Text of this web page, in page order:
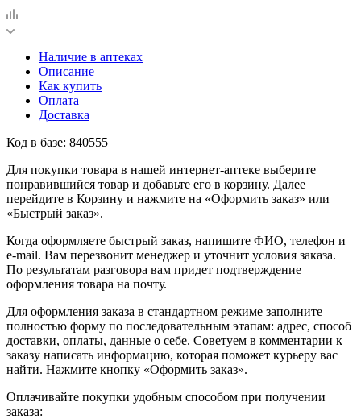
Наличие в аптеках
Описание
Как купить
Оплата
Доставка
Код в базе: 840555
Для покупки товара в нашей интернет-аптеке выберите
понравившийся товар и добавьте его в корзину. Далее
перейдите в Корзину и нажмите на «Оформить заказ» или
«Быстрый заказ».
Когда оформляете быстрый заказ, напишите ФИО, телефон и
e-mail. Вам перезвонит менеджер и уточнит условия заказа.
По результатам разговора вам придет подтверждение
оформления товара на почту.
Для оформления заказа в стандартном режиме заполните
полностью форму по последовательным этапам: адрес, способ
доставки, оплаты, данные о себе. Советуем в комментарии к
заказу написать информацию, которая поможет курьеру вас
найти. Нажмите кнопку «Оформить заказ».
Оплачивайте покупки удобным способом при получении
заказа: